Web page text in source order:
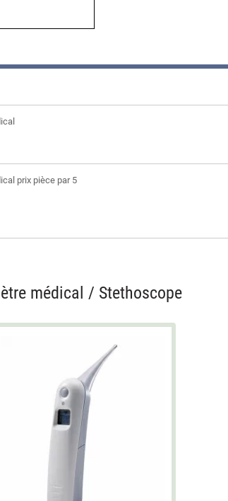
prix pièce par 5
médical / Stethoscope